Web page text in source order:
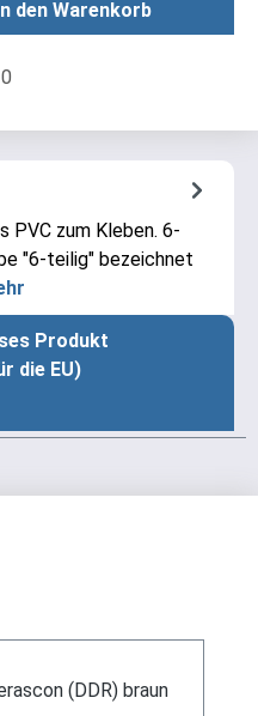
In den Warenkorb
PVC zum Kleben. 6-
"6-teilig" bezeichnet
Produkt
die EU)